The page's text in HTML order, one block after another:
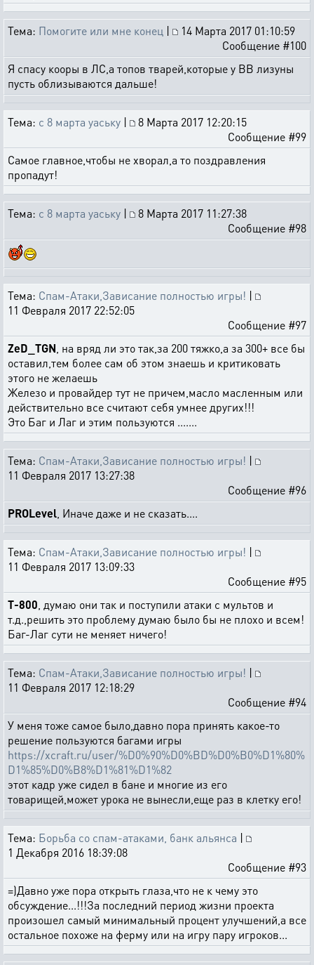
Тема: Помогите или мне конец |
14 Марта 2017 01:10:59
Сообщение #100
Я спасу кооры в ЛС,а топов тварей,которые у ВВ лизуны
пусть облизываются дальше!
Тема: с 8 марта уаську |
8 Марта 2017 12:20:15
Сообщение #99
Самое главное,чтобы не хворал,а то поздравления
пропадут!
Тема: с 8 марта уаську |
8 Марта 2017 11:27:38
Сообщение #98
Тема: Спам-Атаки,Зависание полностью игры! |
11 Февраля 2017 22:52:05
Сообщение #97
ZeD_TGN , на вряд ли это так,за 200 тяжко,а за 300+ все бы
оставил,тем более сам об этом знаешь и критиковать
этого не желаешь
Железо и провайдер тут не причем,масло масленным или
действительно все считают себя умнее других!!!
Это Баг и Лаг и этим пользуются .......
Тема: Спам-Атаки,Зависание полностью игры! |
11 Февраля 2017 13:27:38
Сообщение #96
PROLevel , Иначе даже и не сказать....
Тема: Спам-Атаки,Зависание полностью игры! |
11 Февраля 2017 13:09:33
Сообщение #95
T-800 , думаю они так и поступили атаки с мультов и
т.д.,решить это проблему думаю было бы не плохо и всем!
Баг-Лаг сути не меняет ничего!
Тема: Спам-Атаки,Зависание полностью игры! |
11 Февраля 2017 12:18:29
Сообщение #94
У меня тоже самое было,давно пора принять какое-то
решение пользуются багами игры
https://xcraft.ru/user/%D0%90%D0%BD%D0%B0%D1%80%
D1%85%D0%B8%D1%81%D1%82
этот кадр уже сидел в бане и многие из его
товарищей,может урока не вынесли,еще раз в клетку его!
Тема: Борьба со спам-атаками, банк альянса |
1 Декабря 2016 18:39:08
Сообщение #93
=)Давно уже пора открыть глаза,что не к чему это
обсуждение...!!!За последний период жизни проекта
произошел самый минимальный процент улучшений,а все
остальное похоже на ферму или на игру пару игроков...